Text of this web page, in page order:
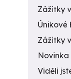
Zážitky
Únikové
Zážitky
Novinka
Viděli